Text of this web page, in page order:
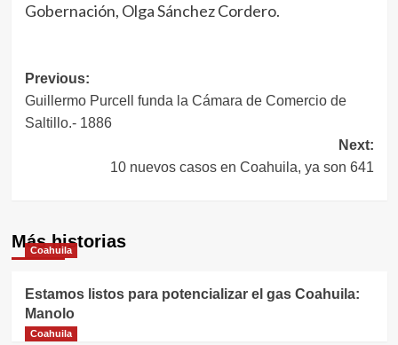
Gobernación, Olga Sánchez Cordero.
Navegación
de
Previous:
Guillermo Purcell funda la Cámara de Comercio de
Saltillo.- 1886
Next:
10 nuevos casos en Coahuila, ya son 641
Más historias
Coahuila
Estamos listos para potencializar el gas Coahuila:
Manolo
Coahuila